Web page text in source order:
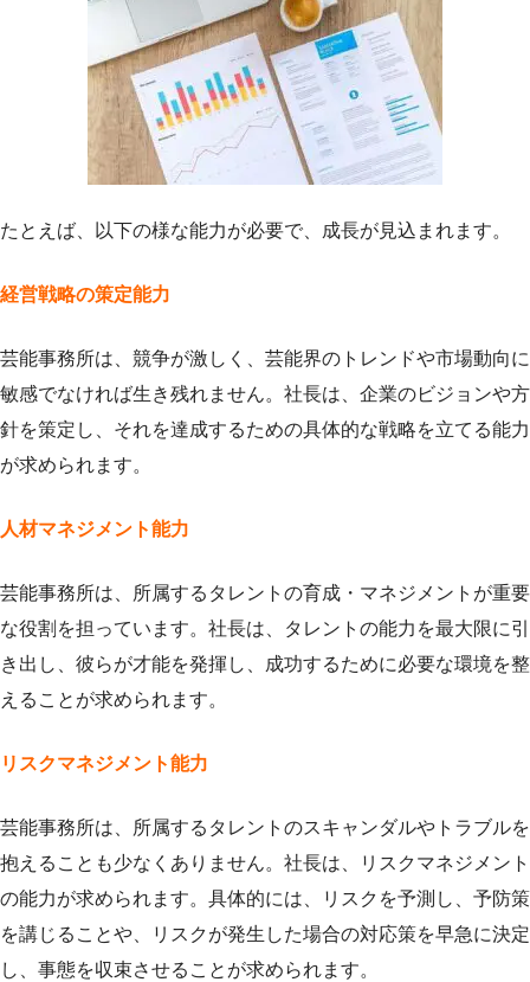
たとえば、以下の様な能力が必要で、成長が見込まれます。
経営戦略の策定能力
芸能事務所は、競争が激しく、芸能界のトレンドや市場動向に
敏感でなければ生き残れません。社長は、企業のビジョンや方
針を策定し、それを達成するための具体的な戦略を立てる能力
が求められます。
人材マネジメント能力
芸能事務所は、所属するタレントの育成・マネジメントが重要
な役割を担っています。社長は、タレントの能力を最大限に引
き出し、彼らが才能を発揮し、成功するために必要な環境を整
えることが求められます。
リスクマネジメント能力
芸能事務所は、所属するタレントのスキャンダルやトラブルを
抱えることも少なくありません。社長は、リスクマネジメント
の能力が求められます。具体的には、リスクを予測し、予防策
を講じることや、リスクが発生した場合の対応策を早急に決定
し、事態を収束させることが求められます。